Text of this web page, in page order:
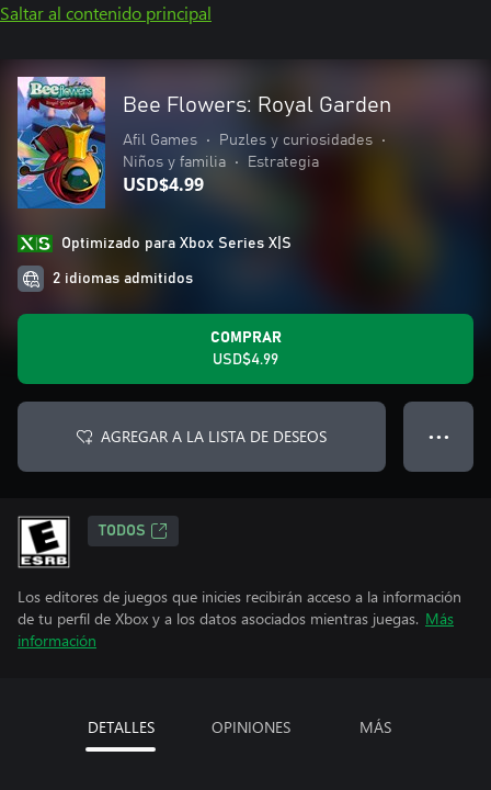
Saltar al contenido principal
Bee Flowers: Royal Garden
Afil Games • Puzles y curiosidades
•
Niños y familia
• Estrategia
USD$4.99
Optimizado para Xbox Series X|S
2 idiomas admitidos
COMPRAR
USD$4.99
AGREGAR A LA LISTA DE DESEOS ● ● ●
TODOS
Los editores de juegos que inicies recibirán acceso a la información
de tu perfil de Xbox y a los datos asociados mientras juegas. Más
información
DETALLES OPINIONES MÁS